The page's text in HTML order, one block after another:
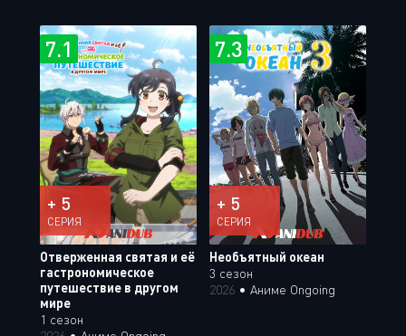
7.1
+ 5
СЕРИЯ
Отверженная святая и её
гастрономическое
путешествие в другом
мире
1 сезон
7.3
+ 5
СЕРИЯ
Необъятный океан
3 сезон
2026 • Аниме Ongoing